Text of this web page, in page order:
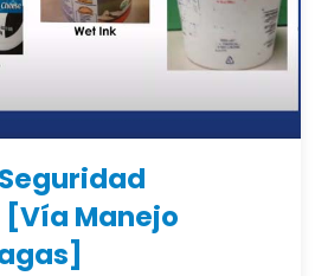
Manejo